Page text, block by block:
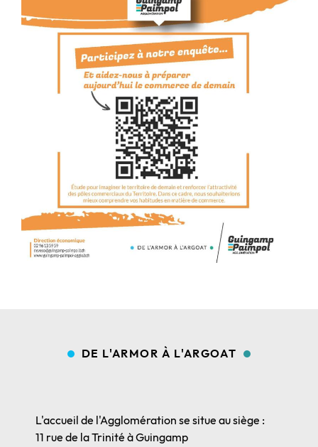
DE L'ARMOR À L'ARGOAT
L'accueil de l'Agglomération se situe au siège :
11 rue de la Trinité à Guingamp